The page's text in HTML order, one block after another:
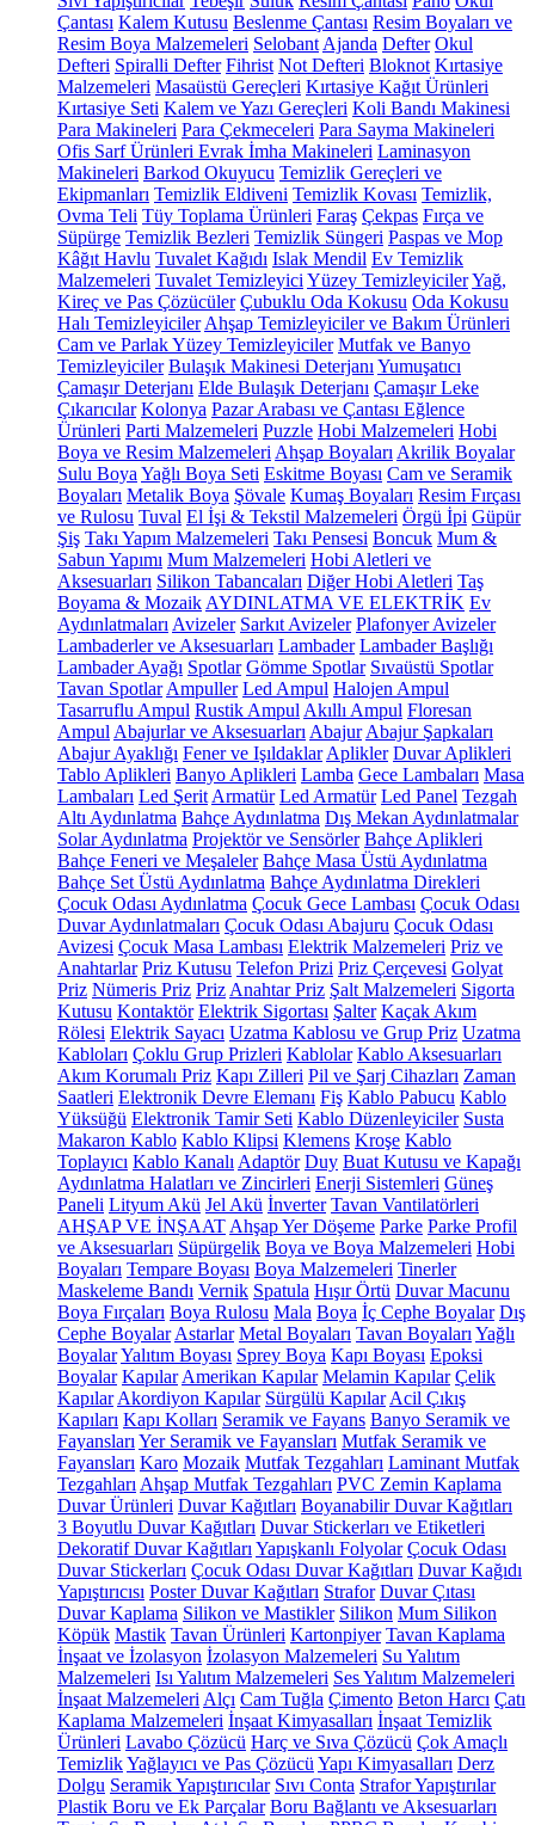
Çantası Kalem Kutusu Beslenme Çantası Resim Boyaları ve
Resim Boya Malzemeleri Selobant Ajanda Defter Okul
Defteri Spiralli Defter Fihrist Not Defteri Bloknot Kırtasiye
Malzemeleri Masaüstü Gereçleri Kırtasiye Kağıt Ürünleri
Kırtasiye Seti Kalem ve Yazı Gereçleri Koli Bandı Makinesi
Para Makineleri Para Çekmeceleri Para Sayma Makineleri
Ofis Sarf Ürünleri Evrak İmha Makineleri Laminasyon
Makineleri Barkod Okuyucu Temizlik Gereçleri ve
Ekipmanları Temizlik Eldiveni Temizlik Kovası Temizlik,
Ovma Teli Tüy Toplama Ürünleri Faraş Çekpas Fırça ve
Süpürge Temizlik Bezleri Temizlik Süngeri Paspas ve Mop
Kâğıt Havlu Tuvalet Kağıdı Islak Mendil Ev Temizlik
Malzemeleri Tuvalet Temizleyici Yüzey TemizleyicilerYağ,
Kireç ve Pas Çözücüler Çubuklu Oda Kokusu Oda Kokusu
Halı Temizleyiciler Ahşap Temizleyiciler ve Bakım Ürünleri
Cam ve Parlak Yüzey Temizleyiciler Mutfak ve Banyo
Temizleyiciler Bulaşık Makinesi Deterjanı Yumuşatıcı
Çamaşır Deterjanı Elde Bulaşık Deterjanı Çamaşır Leke
Çıkarıcılar Kolonya Pazar Arabası ve Çantası Eğlence
Ürünleri Parti Malzemeleri Puzzle Hobi Malzemeleri Hobi
Boya ve Resim Malzemeleri Ahşap Boyaları Akrilik Boyalar
Sulu Boya Yağlı Boya Seti Eskitme Boyası Cam ve Seramik
Boyaları Metalik Boya Şövale Kumaş Boyaları Resim Fırçası
ve Rulosu Tuval El İşi & Tekstil Malzemeleri Örgü İpi Güpür
Şiş Takı Yapım Malzemeleri Takı Pensesi Boncuk Mum &
Sabun Yapımı Mum Malzemeleri Hobi Aletleri ve
Aksesuarları Silikon Tabancaları Diğer Hobi Aletleri Taş
Boyama & Mozaik AYDINLATMA VE ELEKTRİK Ev
Aydınlatmaları Avizeler Sarkıt Avizeler Plafonyer Avizeler
Lambaderler ve Aksesuarları Lambader Lambader Başlığı
Lambader Ayağı Spotlar Gömme Spotlar Sıvaüstü Spotlar
Tavan Spotlar Ampuller Led Ampul Halojen Ampul
Tasarruflu Ampul Rustik Ampul Akıllı Ampul Floresan
Ampul Abajurlar ve Aksesuarları Abajur Abajur Şapkaları
Abajur Ayaklığı Fener ve Işıldaklar Aplikler Duvar Aplikleri
Tablo Aplikleri Banyo Aplikleri Lamba Gece Lambaları Masa
Lambaları Led Şerit Armatür Led Armatür Led Panel Tezgah
Altı Aydınlatma Bahçe Aydınlatma Dış Mekan Aydınlatmalar
Solar Aydınlatma Projektör ve Sensörler Bahçe Aplikleri
Bahçe Feneri ve Meşaleler Bahçe Masa Üstü Aydınlatma
Bahçe Set Üstü Aydınlatma Bahçe Aydınlatma Direkleri
Çocuk Odası Aydınlatma Çocuk Gece Lambası Çocuk Odası
Duvar Aydınlatmaları Çocuk Odası Abajuru Çocuk Odası
Avizesi Çocuk Masa Lambası Elektrik Malzemeleri Priz ve
Anahtarlar Priz Kutusu Telefon Prizi Priz Çerçevesi Golyat
Priz Nümeris Priz Priz Anahtar Priz Şalt Malzemeleri Sigorta
Kutusu Kontaktör Elektrik Sigortası Şalter Kaçak Akım
Rölesi Elektrik Sayacı Uzatma Kablosu ve Grup Priz Uzatma
Kabloları Çoklu Grup Prizleri Kablolar Kablo Aksesuarları
Akım Korumalı Priz Kapı Zilleri Pil ve Şarj Cihazları Zaman
Saatleri Elektronik Devre Elemanı Fiş Kablo Pabucu Kablo
Yüksüğü Elektronik Tamir Seti Kablo Düzenleyiciler Susta
Makaron Kablo Kablo Klipsi Klemens Kroşe Kablo
Toplayıcı Kablo Kanalı Adaptör Duy Buat Kutusu ve Kapağı
Aydınlatma Halatları ve Zincirleri Enerji Sistemleri Güneş
Paneli Lityum Akü Jel Akü İnverter Tavan Vantilatörleri
AHŞAP VE İNŞAAT Ahşap Yer Döşeme Parke Parke Profil
ve Aksesuarları Süpürgelik Boya ve Boya Malzemeleri Hobi
Boyaları Tempare Boyası Boya Malzemeleri Tinerler
Maskeleme Bandı Vernik Spatula Hışır Örtü Duvar Macunu
Boya Fırçaları Boya Rulosu Mala Boya İç Cephe Boyalar Dış
Cephe Boyalar Astarlar Metal Boyaları Tavan Boyaları Yağlı
BoyalarYalıtım Boyası Sprey Boya Kapı Boyası Epoksi
Boyalar Kapılar Amerikan Kapılar Melamin Kapılar Çelik
Kapılar Akordiyon Kapılar Sürgülü Kapılar Acil Çıkış
Kapıları Kapı Kolları Seramik ve Fayans Banyo Seramik ve
Fayansları Yer Seramik ve Fayansları Mutfak Seramik ve
Fayansları Karo Mozaik Mutfak Tezgahları Laminant Mutfak
Tezgahları Ahşap Mutfak Tezgahları PVC Zemin Kaplama
Duvar Ürünleri Duvar Kağıtları Boyanabilir Duvar Kağıtları
3 Boyutlu Duvar Kağıtları Duvar Stickerları ve Etiketleri
Dekoratif Duvar Kağıtları Yapışkanlı Folyolar Çocuk Odası
Duvar Stickerları Çocuk Odası Duvar Kağıtları Duvar Kağıdı
Yapıştırıcısı Poster Duvar Kağıtları Strafor Duvar Çıtası
Duvar Kaplama Silikon ve Mastikler Silikon Mum Silikon
Köpük Mastik Tavan Ürünleri Kartonpiyer Tavan Kaplama
İnşaat ve İzolasyon İzolasyon Malzemeleri Su Yalıtım
Malzemeleri Isı Yalıtım Malzemeleri Ses Yalıtım Malzemeleri
İnşaat Malzemeleri Alçı Cam Tuğla Çimento Beton Harcı Çatı
Kaplama Malzemeleri İnşaat Kimyasalları İnşaat Temizlik
Ürünleri Lavabo Çözücü Harç ve Sıva Çözücü Çok Amaçlı
TemizlikYağlayıcı ve Pas Çözücü Yapı Kimyasalları Derz
Dolgu Seramik Yapıştırıcılar Sıvı Conta Strafor Yapıştırılar
Plastik Boru ve Ek Parçalar Boru Bağlantı ve Aksesuarları